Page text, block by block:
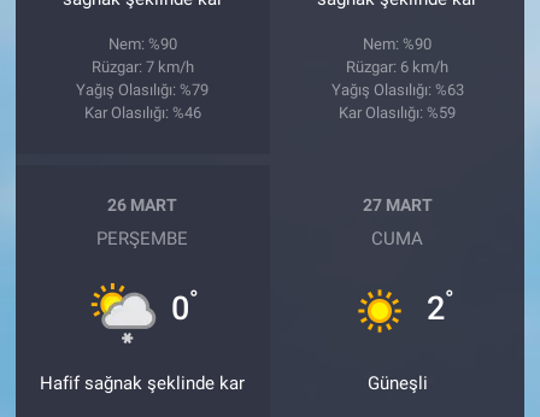
Nem: %90
Rüzgar: 7 km/h
Yağış Olasılığı: %79
Kar Olasılığı: %46
Nem: %90
Rüzgar: 6 km/h
Yağış Olasılığı: %63
Kar Olasılığı: %59
26 MART
PERŞEMBE
0°
Hafif sağnak şeklinde kar
27 MART
CUMA
2°
Güneşli